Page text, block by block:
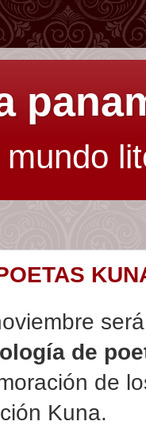
será
de
de
Kuna.